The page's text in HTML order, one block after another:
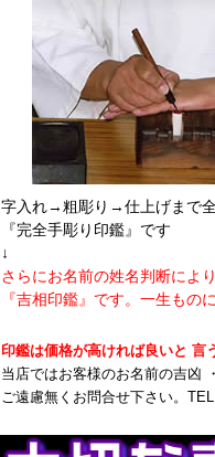
字入れ→粗彫り→仕上げまで
『完全手彫り印鑑』です
↓
さらにお名前の姓名判断によ
『吉相印鑑』です。一生もの
印鑑は価格が高ければ良いと 言
当店ではお客様のお名前の吉凶
ご遠慮無くお問合せ下さい。